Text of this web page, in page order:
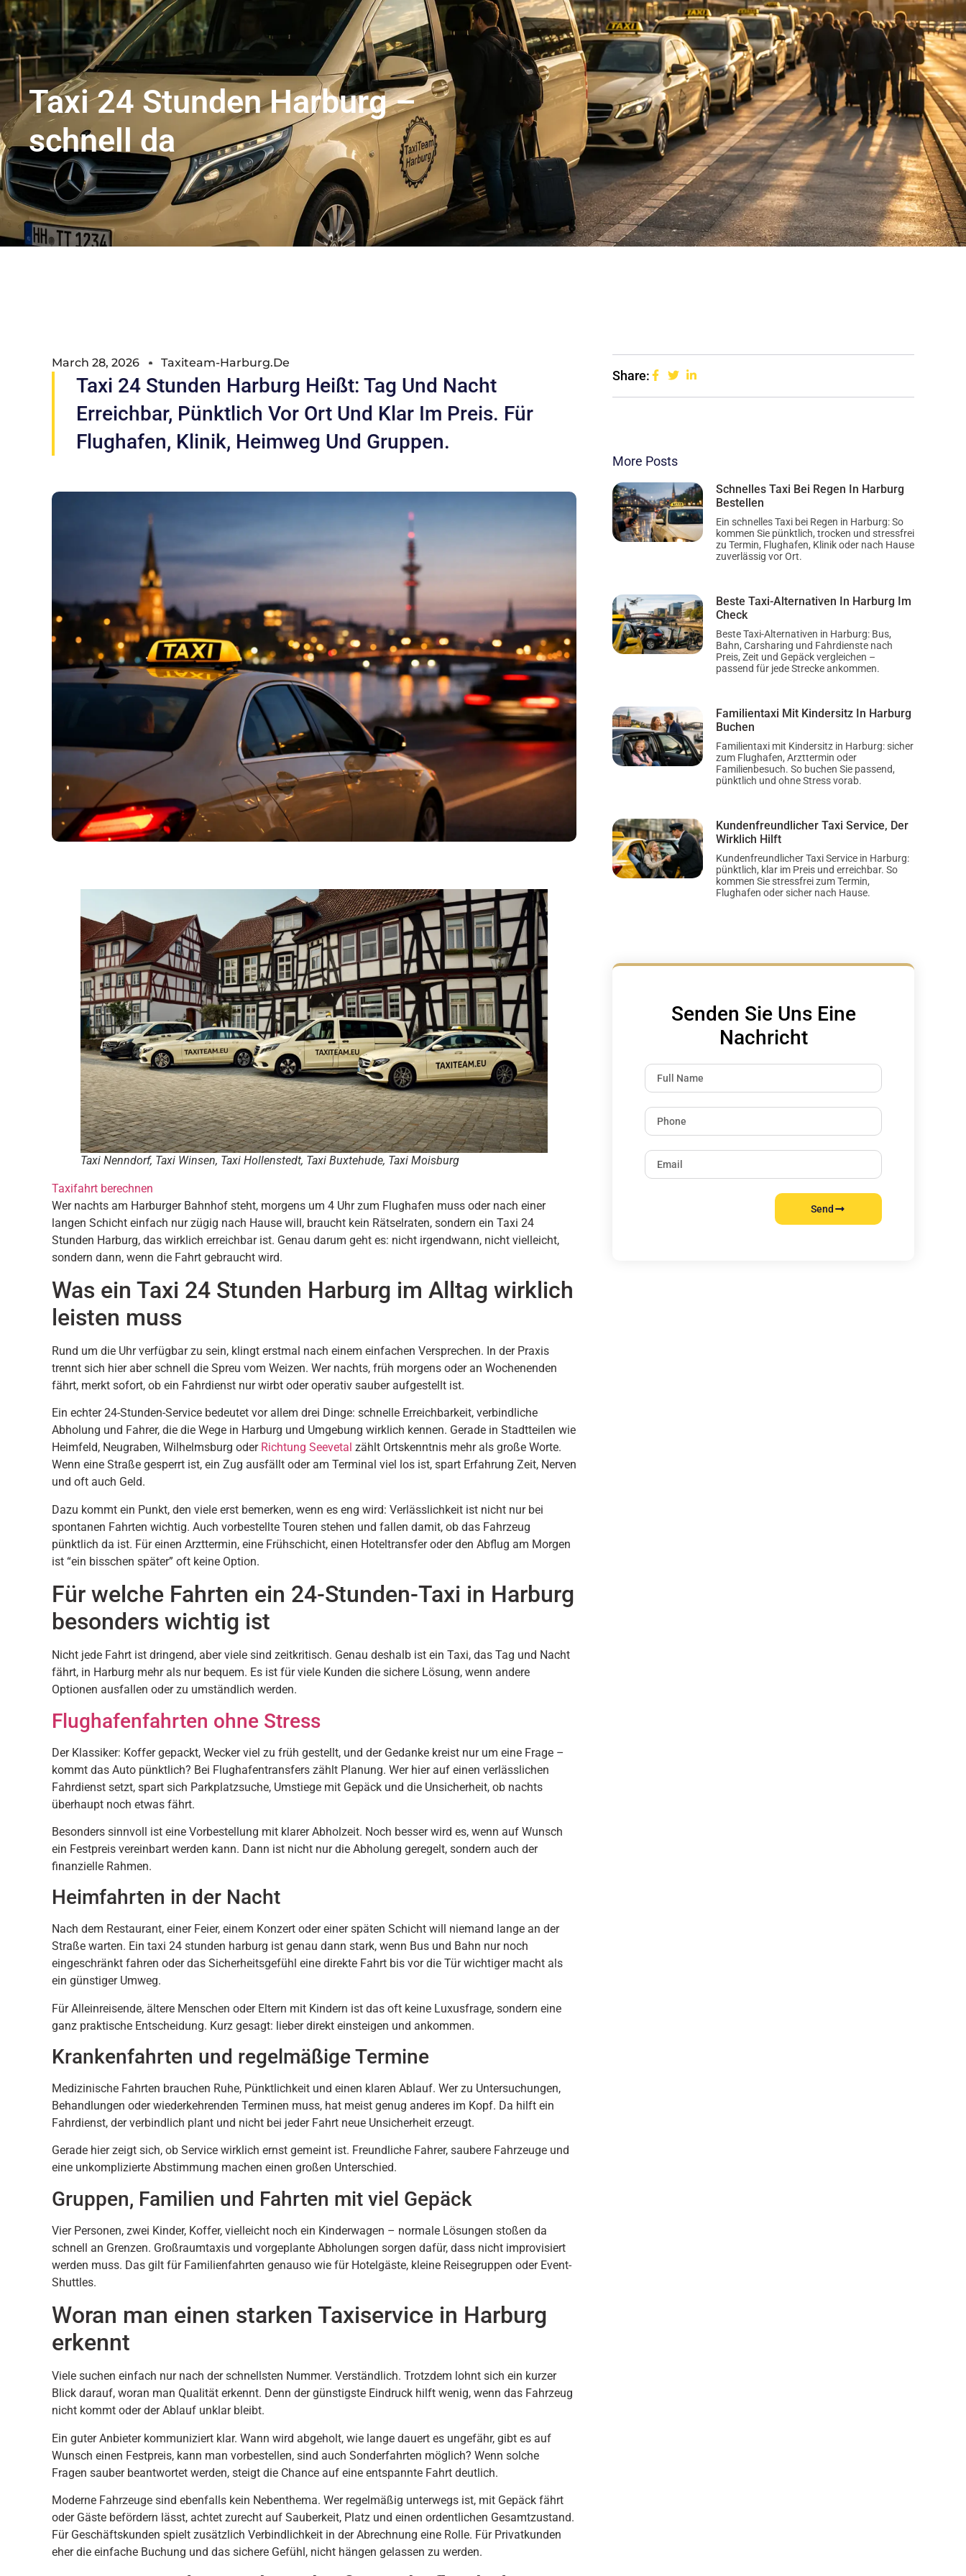
Flughafentransfer Hamburg Unser Abholservice Unser Großraumtaxi Service Krankenfahrten
Blog
Impressum
Mehr
Fahrt
buchen
DE
Taxi 24 Stunden Harburg –
schnell da
March 28, 2026 Taxiteam-Harburg.de
Taxi 24 Stunden Harburg Heißt: Tag Und Nacht
Erreichbar, Pünktlich Vor Ort Und Klar Im Preis. Für
Flughafen, Klinik, Heimweg Und Gruppen.
Taxi Nenndorf, Taxi Winsen, Taxi Hollenstedt, Taxi Buxtehude, Taxi Moisburg
Taxifahrt berechnen
Wer nachts am Harburger Bahnhof steht, morgens um 4 Uhr zum Flughafen muss oder nach einer
langen Schicht einfach nur zügig nach Hause will, braucht kein Rätselraten, sondern ein Taxi 24
Stunden Harburg, das wirklich erreichbar ist. Genau darum geht es: nicht irgendwann, nicht vielleicht,
sondern dann, wenn die Fahrt gebraucht wird.
Was ein Taxi 24 Stunden Harburg im Alltag wirklich
leisten muss
Rund um die Uhr verfügbar zu sein, klingt erstmal nach einem einfachen Versprechen. In der Praxis
trennt sich hier aber schnell die Spreu vom Weizen. Wer nachts, früh morgens oder an Wochenenden
fährt, merkt sofort, ob ein Fahrdienst nur wirbt oder operativ sauber aufgestellt ist.
Ein echter 24-Stunden-Service bedeutet vor allem drei Dinge: schnelle Erreichbarkeit, verbindliche
Abholung und Fahrer, die die Wege in Harburg und Umgebung wirklich kennen. Gerade in Stadtteilen wie
Heimfeld, Neugraben, Wilhelmsburg oder Richtung Seevetal zählt Ortskenntnis mehr als große Worte.
Wenn eine Straße gesperrt ist, ein Zug ausfällt oder am Terminal viel los ist, spart Erfahrung Zeit, Nerven
und oft auch Geld.
Dazu kommt ein Punkt, den viele erst bemerken, wenn es eng wird: Verlässlichkeit ist nicht nur bei
spontanen Fahrten wichtig. Auch vorbestellte Touren stehen und fallen damit, ob das Fahrzeug
pünktlich da ist. Für einen Arzttermin, eine Frühschicht, einen Hoteltransfer oder den Abflug am Morgen
ist “ein bisschen später” oft keine Option.
Für welche Fahrten ein 24-Stunden-Taxi in Harburg
besonders wichtig ist
Nicht jede Fahrt ist dringend, aber viele sind zeitkritisch. Genau deshalb ist ein Taxi, das Tag und Nacht
fährt, in Harburg mehr als nur bequem. Es ist für viele Kunden die sichere Lösung, wenn andere
Optionen ausfallen oder zu umständlich werden.
Flughafenfahrten ohne Stress
Der Klassiker: Koffer gepackt, Wecker viel zu früh gestellt, und der Gedanke kreist nur um eine Frage –
kommt das Auto pünktlich? Bei Flughafentransfers zählt Planung. Wer hier auf einen verlässlichen
Fahrdienst setzt, spart sich Parkplatzsuche, Umstiege mit Gepäck und die Unsicherheit, ob nachts
überhaupt noch etwas fährt.
Besonders sinnvoll ist eine Vorbestellung mit klarer Abholzeit. Noch besser wird es, wenn auf Wunsch
ein Festpreis vereinbart werden kann. Dann ist nicht nur die Abholung geregelt, sondern auch der
finanzielle Rahmen.
Heimfahrten in der Nacht
Nach dem Restaurant, einer Feier, einem Konzert oder einer späten Schicht will niemand lange an der
Straße warten. Ein taxi 24 stunden harburg ist genau dann stark, wenn Bus und Bahn nur noch
eingeschränkt fahren oder das Sicherheitsgefühl eine direkte Fahrt bis vor die Tür wichtiger macht als
ein günstiger Umweg.
Für Alleinreisende, ältere Menschen oder Eltern mit Kindern ist das oft keine Luxusfrage, sondern eine
ganz praktische Entscheidung. Kurz gesagt: lieber direkt einsteigen und ankommen.
Krankenfahrten und regelmäßige Termine
Medizinische Fahrten brauchen Ruhe, Pünktlichkeit und einen klaren Ablauf. Wer zu Untersuchungen,
Behandlungen oder wiederkehrenden Terminen muss, hat meist genug anderes im Kopf. Da hilft ein
Fahrdienst, der verbindlich plant und nicht bei jeder Fahrt neue Unsicherheit erzeugt.
Gerade hier zeigt sich, ob Service wirklich ernst gemeint ist. Freundliche Fahrer, saubere Fahrzeuge und
eine unkomplizierte Abstimmung machen einen großen Unterschied.
Gruppen, Familien und Fahrten mit viel Gepäck
Vier Personen, zwei Kinder, Koffer, vielleicht noch ein Kinderwagen – normale Lösungen stoßen da
schnell an Grenzen. Großraumtaxis und vorgeplante Abholungen sorgen dafür, dass nicht improvisiert
werden muss. Das gilt für Familienfahrten genauso wie für Hotelgäste, kleine Reisegruppen oder Event-
Shuttles.
Woran man einen starken Taxiservice in Harburg
erkennt
Viele suchen einfach nur nach der schnellsten Nummer. Verständlich. Trotzdem lohnt sich ein kurzer
Blick darauf, woran man Qualität erkennt. Denn der günstigste Eindruck hilft wenig, wenn das Fahrzeug
nicht kommt oder der Ablauf unklar bleibt.
Ein guter Anbieter kommuniziert klar. Wann wird abgeholt, wie lange dauert es ungefähr, gibt es auf
Wunsch einen Festpreis, kann man vorbestellen, sind auch Sonderfahrten möglich? Wenn solche
Fragen sauber beantwortet werden, steigt die Chance auf eine entspannte Fahrt deutlich.
Moderne Fahrzeuge sind ebenfalls kein Nebenthema. Wer regelmäßig unterwegs ist, mit Gepäck fährt
oder Gäste befördern lässt, achtet zurecht auf Sauberkeit, Platz und einen ordentlichen Gesamtzustand.
Für Geschäftskunden spielt zusätzlich Verbindlichkeit in der Abrechnung eine Rolle. Für Privatkunden
eher die einfache Buchung und das sichere Gefühl, nicht hängen gelassen zu werden.
Share:
More Posts
Schnelles Taxi Bei Regen In Harburg
Bestellen
Ein schnelles Taxi bei Regen in Harburg: So
kommen Sie pünktlich, trocken und stressfrei
zu Termin, Flughafen, Klinik oder nach Hause
zuverlässig vor Ort.
Beste Taxi-Alternativen In Harburg Im
Check
Beste Taxi-Alternativen in Harburg: Bus,
Bahn, Carsharing und Fahrdienste nach
Preis, Zeit und Gepäck vergleichen –
passend für jede Strecke ankommen.
Familientaxi Mit Kindersitz In Harburg
Buchen
Familientaxi mit Kindersitz in Harburg: sicher
zum Flughafen, Arzttermin oder
Familienbesuch. So buchen Sie passend,
pünktlich und ohne Stress vorab.
Kundenfreundlicher Taxi Service, Der
Wirklich Hilft
Kundenfreundlicher Taxi Service in Harburg:
pünktlich, klar im Preis und erreichbar. So
kommen Sie stressfrei zum Termin,
Flughafen oder sicher nach Hause.
Senden Sie Uns Eine
Nachricht
Send